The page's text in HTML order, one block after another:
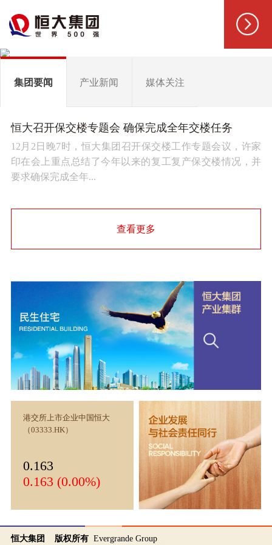
集团要闻 产业新闻 媒体关注
恒大召开保交楼专题会 确保完成全年交楼任务
12月2日晚7时，恒大集团召开保交楼工作专题会议，许家
印在会上重点总结了今年以来的复工复产保交楼情况，并
要求确保完成全年...
查看更多
港交所上市企业中国恒大
（03333.HK）
0.163
0.163 (0.00%)
恒大集团 版权所有Evergrande Group